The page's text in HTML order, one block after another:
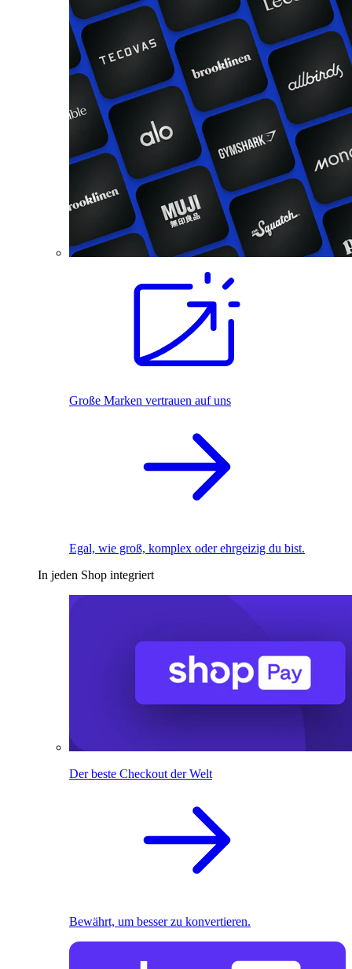
Große Marken vertrauen auf uns
Egal, wie groß, komplex oder ehrgeizig du bist.
In jeden Shop integriert
Der beste Checkout der Welt
Bewährt, um besser zu konvertieren.